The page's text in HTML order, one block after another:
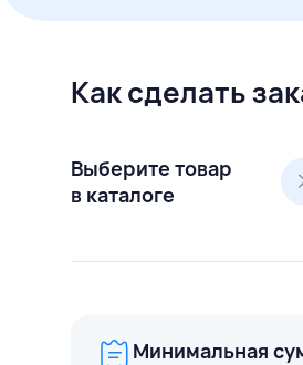
Как сделать
Выберите товар
в каталоге
Минимальная